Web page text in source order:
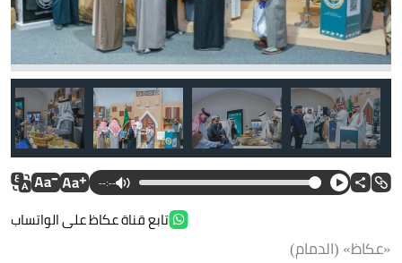
--:--
تابع قناة عكاظ على الواتساب
«عكاظ» (الدمام)